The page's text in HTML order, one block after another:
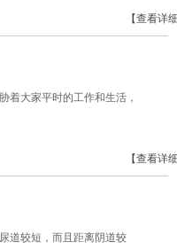
【查看详细
着大家平时的工作和生活，
【查看详细
道较短，而且距离阴道较